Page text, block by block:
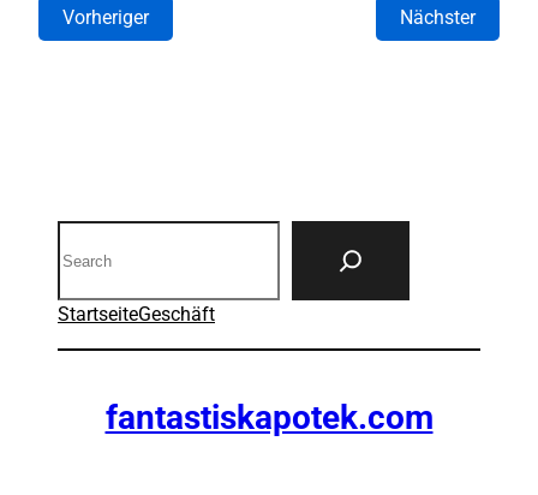
Vorheriger Nächster
StartseiteGeschäft
fantastiskapotek.com